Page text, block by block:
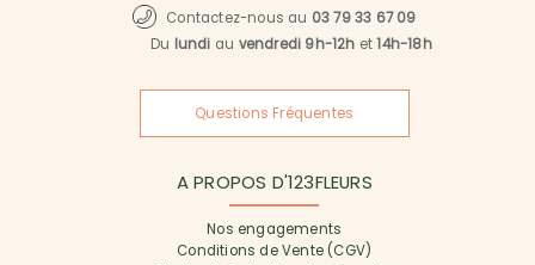
Contactez-nous au 03 79 33 67 09
Du lundi au vendredi 9h-12h et14h-18h
Questions Fréquentes
A PROPOS D'123FLEURS
Nos engagements
Conditions de Vente (CGV)